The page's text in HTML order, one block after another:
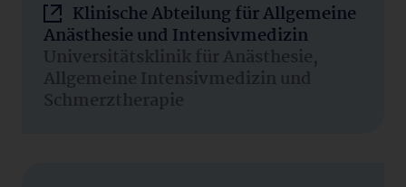
Klinische Abteilung für Allgemeine
Anästhesie und Intensivmedizin
Universitätsklinik für Anästhesie,
Allgemeine Intensivmedizin und
Schmerztherapie